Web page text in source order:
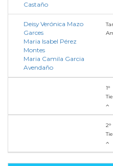
Castaño
Deisy Verónica Mazo
Garces
Maria Isabel Pérez
Montes
Maria Camila Garcia
Avendaño
1°
2°